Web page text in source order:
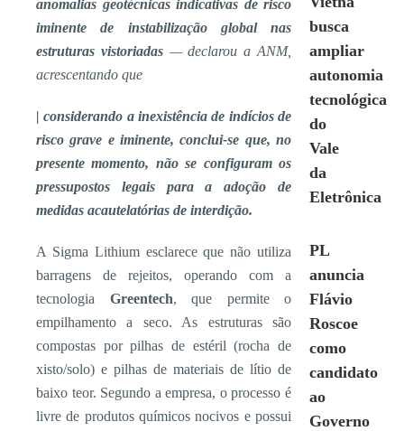
anomalias geotécnicas indicativas de risco
iminente de instabilização global nas
estruturas vistoriadas— declarou a ANM,
acrescentando que
|considerando a inexistência de indícios de
risco grave e iminente, conclui-se que, no
presente momento, não se configuram os
pressupostos legais para a adoção de
medidas acautelatórias de interdição.
A Sigma Lithium esclarece que não utiliza
barragens de rejeitos, operando com a
tecnologia Greentech, que permite o
empilhamento a seco. As estruturas são
compostas por pilhas de estéril (rocha de
xisto/solo) e pilhas de materiais de lítio de
baixo teor. Segundo a empresa, o processo é
livre de produtos químicos nocivos e possui
busca
ampliar
autonomia
tecnológica
do
Vale
da
Eletrônica
PL
anuncia
Flávio
Roscoe
como
candidato
ao
Governo